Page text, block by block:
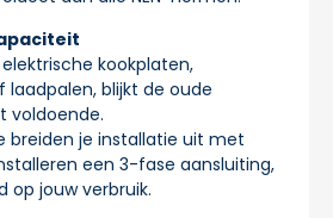
kookplaten,
blijkt de oude
voldoende.
breiden je installatie uit met
een 3-fase aansluiting,
op jouw verbruik.